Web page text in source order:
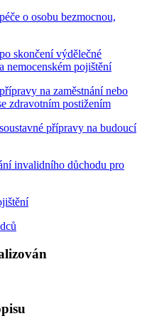
o osobu bezmocnou,
skončení výdělečné
nemocenském pojištění
na zaměstnání nebo
zdravotním postižením
přípravy na budoucí
invalidního důchodu pro